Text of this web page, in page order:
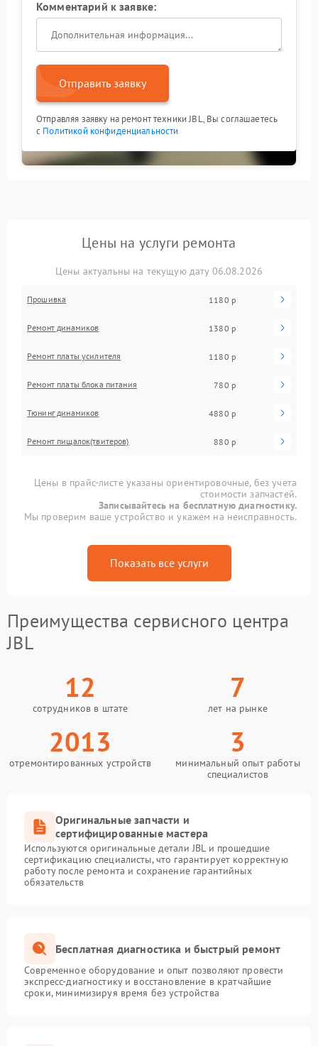
Комментарий к заявке:
Отправить заявку
Отправляя заявку на ремонт техники JBL, Вы соглашаетесь
с Политикой конфиденциальности
Цены на услуги ремонта
Цены актуальны на текущую дату 06.08.2026
Прошивка 1180 р
Ремонт динамиков 1380 р
Ремонт платы усилителя 1180 р
Ремонт платы блока питания 780 р
Тюнинг динамиков 4880 р
Ремонт пищалок(твитеров) 880 р
Цены в прайс-листе указаны ориентировочные, без учета
стоимости запчастей.
Записывайтесь на бесплатную диагностику.
Мы проверим ваше устройство и укажем на неисправность.
Показать все услуги
Преимущества сервисного центра
JBL
12
сотрудников в штате
7
лет на рынке
2013
отремонтированных устройств
3
минимальный опыт работы
специалистов
Оригинальные запчасти и
сертифицированные мастера
Используются оригинальные детали JBL и прошедшие
сертификацию специалисты, что гарантирует корректную
работу после ремонта и сохранение гарантийных
обязательств
Бесплатная диагностика и быстрый ремонт
Современное оборудование и опыт позволяют провести
экспресс-диагностику и восстановление в кратчайшие
сроки, минимизируя время без устройства